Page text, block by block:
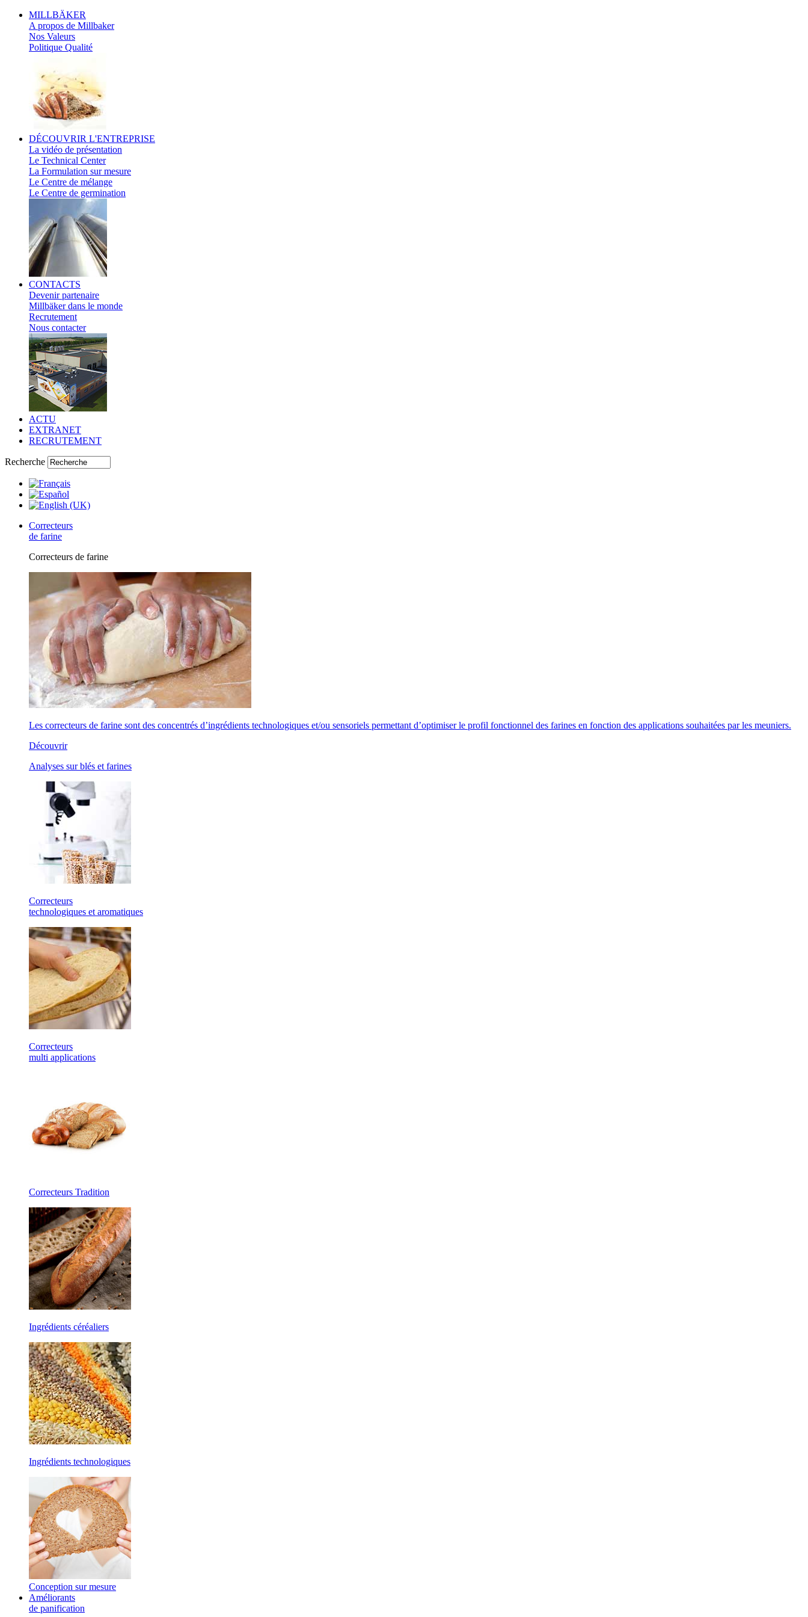
MILLBÄKER
A propos de Millbaker
Nos Valeurs
Politique Qualité
DÉCOUVRIR L'ENTREPRISE
La vidéo de présentation
Le Technical Center
La Formulation sur mesure
Le Centre de mélange
Le Centre de germination
CONTACTS
Devenir partenaire
Millbäker dans le monde
Recrutement
Nous contacter
ACTU
EXTRANET
RECRUTEMENT
Recherche
Correcteurs
de farine
Correcteurs de farine
Les correcteurs de farine sont des concentrés d’ingrédients technologiques et/ou sensoriels permettant d’optimiser le profil fonctionnel des farines en fonction des applications souhaitées par les meuniers.
Découvrir
Analyses sur blés et farines
Correcteurs
technologiques et aromatiques
Correcteurs
multi applications
Correcteurs Tradition
Ingrédients céréaliers
Ingrédients technologiques
Conception sur mesure
Améliorants
de panification